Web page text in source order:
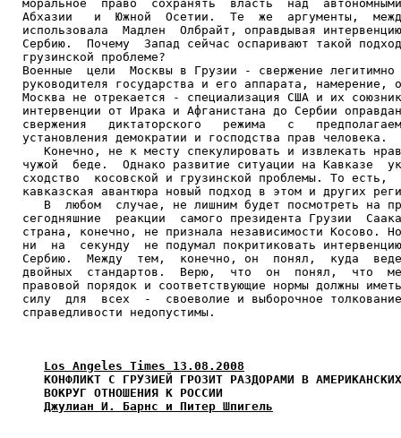
моральное  право  сохранять  власть  над
Абхазии   и  Южной  Осетии.  Те  же  аргументы,
использовала  Мадлен  Олбрайт, оправдывая
Сербию.  Почему  Запад сейчас оспаривают такой
грузинской проблеме?
Военные  цели  Москвы в Грузии - свержение легитимно
руководителя государства и его аппарата, намерение,
Москва не отрекается - специализация США и их
интервенции от Ирака и Афганистана до Сербии
свержения   диктаторского   режима   с
установления демократии и господства прав человека.
Конечно, не к месту спекулировать и извлекать
чужой  беде.  Однако развитие ситуации на Кавказе
сходство  косовской и грузинской проблемы. То есть,
кавказская авантюра новый подход в этом и других
В  любом  случае, не лишним будет посмотреть на
сегодняшние  реакции  самого президента Грузии
страна, конечно, не признала независимости Косово.
ни  на  секунду  не подумал покритиковать
Сербию.  Между  тем,  конечно, он  понял,  куда
двойных  стандартов.  Верю,  что  он  понял,  что
правовой порядок и соответствующие нормы должны
силу  для  всех  -  своеволие и выборочное
справедливости недопустимы.
Los Angeles Times 13.08.2008
КОНФЛИКТ С ГРУЗИЕЙ ГРОЗИТ РАЗДОРАМИ В
   ВОКРУГ ОТНОШЕНИЯ К РОССИИ
Джулиан И. Барнс и Питер Шпигель